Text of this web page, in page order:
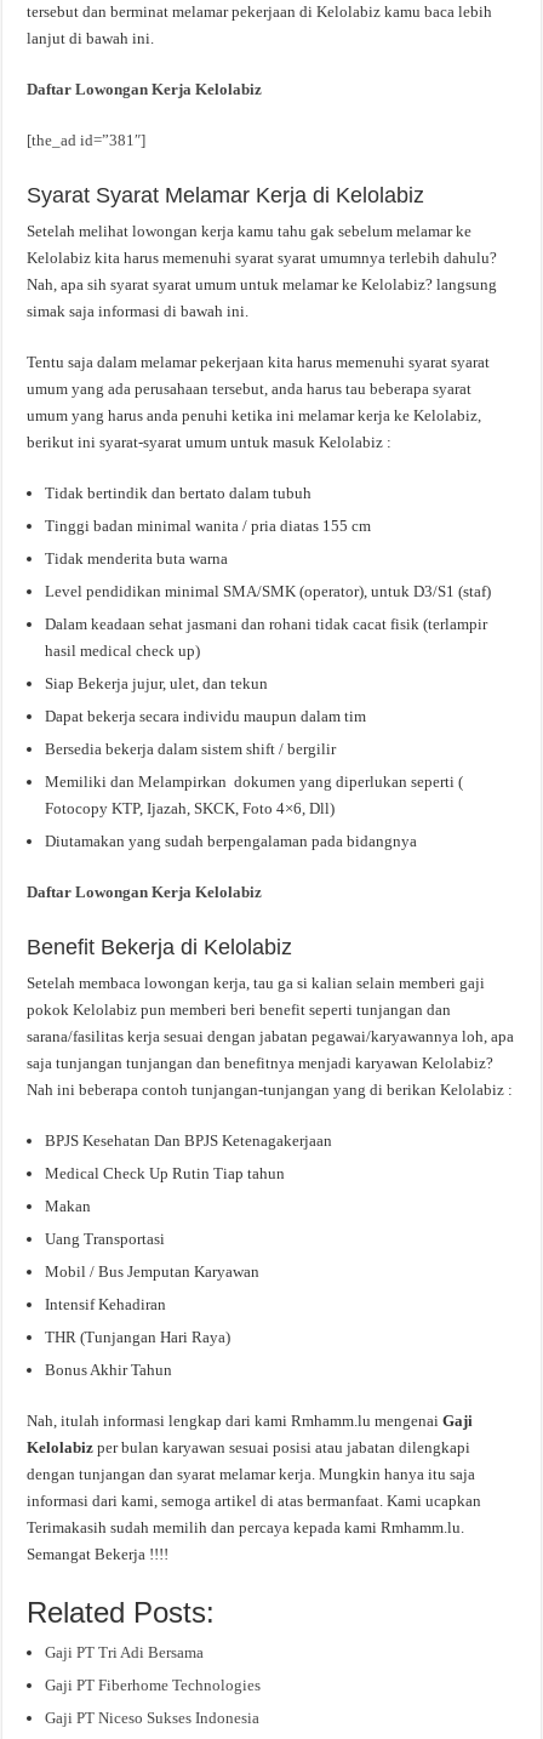
tersebut dan berminat melamar pekerjaan di Kelolabiz kamu baca lebih
lanjut di bawah ini.
Daftar Lowongan Kerja Kelolabiz
[the_ad id=”381″]
Syarat Syarat Melamar Kerja di Kelolabiz
Setelah melihat lowongan kerja kamu tahu gak sebelum melamar ke
Kelolabiz kita harus memenuhi syarat syarat umumnya terlebih dahulu?
Nah, apa sih syarat syarat umum untuk melamar ke Kelolabiz? langsung
simak saja informasi di bawah ini.
Tentu saja dalam melamar pekerjaan kita harus memenuhi syarat syarat
umum yang ada perusahaan tersebut, anda harus tau beberapa syarat
umum yang harus anda penuhi ketika ini melamar kerja ke Kelolabiz,
berikut ini syarat-syarat umum untuk masuk Kelolabiz :
Tidak bertindik dan bertato dalam tubuh
Tinggi badan minimal wanita / pria diatas 155 cm
Tidak menderita buta warna
Level pendidikan minimal SMA/SMK (operator), untuk D3/S1 (staf)
Dalam keadaan sehat jasmani dan rohani tidak cacat fisik (terlampir
hasil medical check up)
Siap Bekerja jujur, ulet, dan tekun
Dapat bekerja secara individu maupun dalam tim
Bersedia bekerja dalam sistem shift / bergilir
Memiliki dan Melampirkan dokumen yang diperlukan seperti (
Fotocopy KTP, Ijazah, SKCK, Foto 4×6, Dll)
Diutamakan yang sudah berpengalaman pada bidangnya
Daftar Lowongan Kerja Kelolabiz
Benefit Bekerja di Kelolabiz
Setelah membaca lowongan kerja, tau ga si kalian selain memberi gaji
pokok Kelolabiz pun memberi beri benefit seperti tunjangan dan
sarana/fasilitas kerja sesuai dengan jabatan pegawai/karyawannya loh, apa
saja tunjangan tunjangan dan benefitnya menjadi karyawan Kelolabiz?
Nah ini beberapa contoh tunjangan-tunjangan yang di berikan Kelolabiz :
BPJS Kesehatan Dan BPJS Ketenagakerjaan
Medical Check Up Rutin Tiap tahun
Makan
Uang Transportasi
Mobil / Bus Jemputan Karyawan
Intensif Kehadiran
THR (Tunjangan Hari Raya)
Bonus Akhir Tahun
Nah, itulah informasi lengkap dari kami Rmhamm.lu mengenaiGaji
Kelolabizper bulan karyawan sesuai posisi atau jabatan dilengkapi
dengan tunjangan dan syarat melamar kerja. Mungkin hanya itu saja
informasi dari kami, semoga artikel di atas bermanfaat. Kami ucapkan
Terimakasih sudah memilih dan percaya kepada kami Rmhamm.lu.
Semangat Bekerja !!!!
Related Posts:
Gaji PT Tri Adi Bersama
Gaji PT Fiberhome Technologies
Gaji PT Niceso Sukses Indonesia